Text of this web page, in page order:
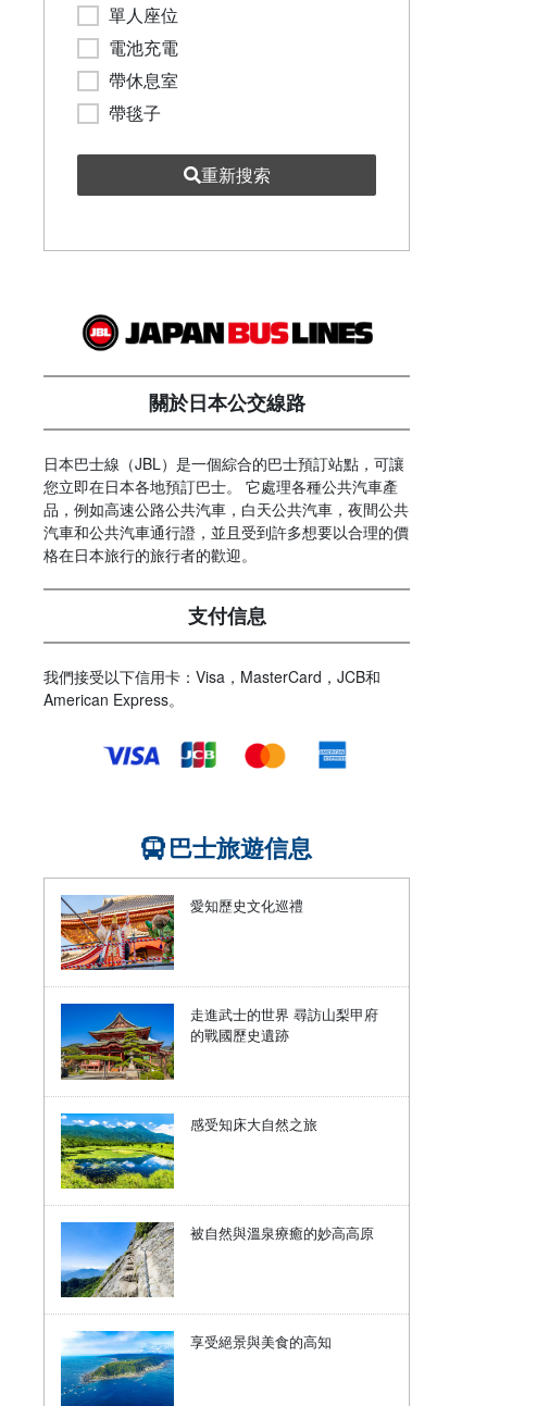
單人座位
電池充電
帶休息室
帶毯子
重新搜索
關於日本公交線路
日本巴士線（JBL）是一個綜合的巴士預訂站點，可讓
您立即在日本各地預訂巴士。 它處理各種公共汽車產
品，例如高速公路公共汽車，白天公共汽車，夜間公共
汽車和公共汽車通行證，並且受到許多想要以合理的價
格在日本旅行的旅行者的歡迎。
支付信息
我們接受以下信用卡：Visa，MasterCard，JCB和
American Express。
巴士旅遊信息
愛知歷史文化巡禮
走進武士的世界 尋訪山梨甲府
的戰國歷史遺跡
感受知床大自然之旅
被自然與溫泉療癒的妙高高原
享受絕景與美食的高知